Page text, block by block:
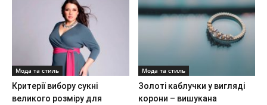
Мода та стиль
Критерії вибору сукні
великого розміру для
Мода та стиль
Золоті каблучки у вигляді
корони – вишукана